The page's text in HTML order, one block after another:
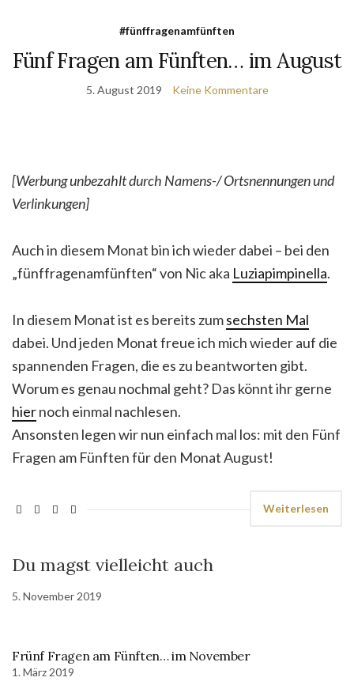
#fünffragenamfünften
Fünf Fragen am Fünften… im August
5. August 2019 Keine Kommentare
[Werbung unbezahlt durch Namens-/ Ortsnennungen und
Verlinkungen]
Auch in diesem Monat bin ich wieder dabei – bei den
„fünffragenamfünften“ von Nic aka Luziapimpinella.
In diesem Monat ist es bereits zumsechsten Mal
dabei. Und jeden Monat freue ich mich wieder auf die
spannenden Fragen, die es zu beantworten gibt.
Worum es genau nochmal geht? Das könnt ihr gerne
hiernoch einmal nachlesen.
Ansonsten legen wir nun einfach mal los: mit den Fünf
Fragen am Fünften für den Monat August!
Weiterlesen
Du magst vielleicht auch
5. November 2019
Frünf Fragen am Fünften… im November
1. März 2019